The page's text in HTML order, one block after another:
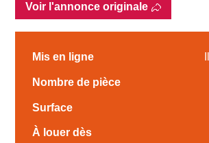
Voir l'annonce originale
Mis en ligne
Nombre de pièce
Surface
À louer dès